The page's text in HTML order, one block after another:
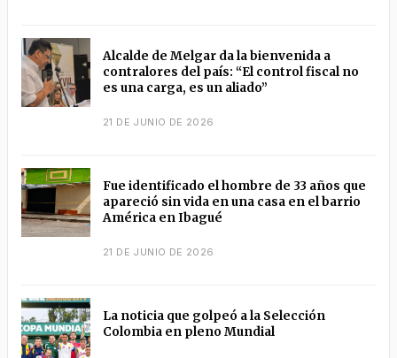
Alcalde de Melgar da la bienvenida a
contralores del país: “El control fiscal no
es una carga, es un aliado”
21 DE JUNIO DE 2026
Fue identificado el hombre de 33 años que
apareció sin vida en una casa en el barrio
América en Ibagué
21 DE JUNIO DE 2026
La noticia que golpeó a la Selección
Colombia en pleno Mundial